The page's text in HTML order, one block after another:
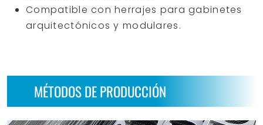
Compatible con herrajes para gabinetes
arquitectónicos y modulares.
MÉTODOS DE PRODUCCIÓN